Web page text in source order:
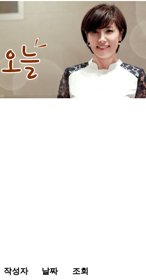
작성자 날짜
조회